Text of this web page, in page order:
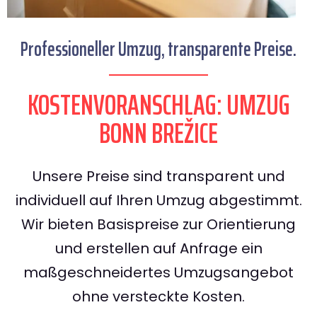
Professioneller Umzug, transparente Preise.
KOSTENVORANSCHLAG: UMZUG
BONN BREŽICE
Unsere Preise sind transparent und
individuell auf Ihren Umzug abgestimmt.
Wir bieten Basispreise zur Orientierung
und erstellen auf Anfrage ein
maßgeschneidertes Umzugsangebot
ohne versteckte Kosten.